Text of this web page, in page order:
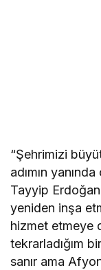
“Şehrimizi
adımın
Tayyip
yeniden inşa
hizmet etmeye
tekrarladığım
sanır ama